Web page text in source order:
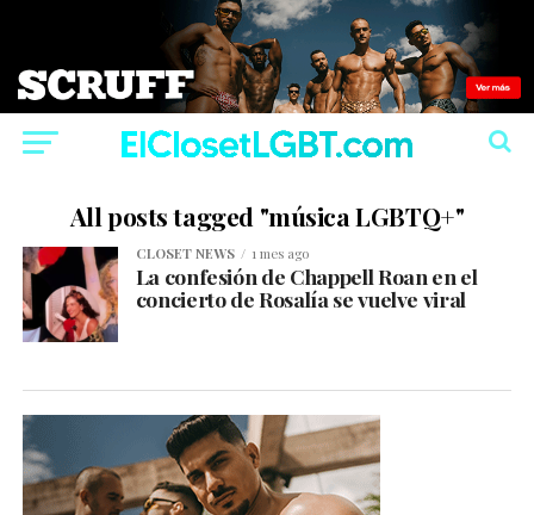
All posts tagged "música LGBTQ+"
CLOSET NEWS 1 mes ago
La confesión de Chappell Roan en el
concierto de Rosalía se vuelve viral